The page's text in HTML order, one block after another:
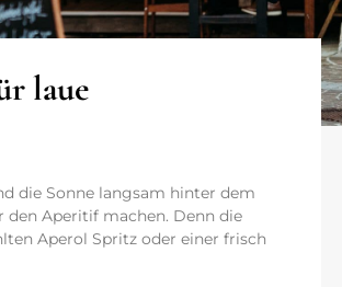
laue
die Sonne langsam hinter dem
den Aperitif machen. Denn die
Aperol Spritz oder einer frisch